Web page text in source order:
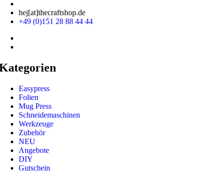
hej[at]thecraftshop.de
+49 (0)151 28 88 44 44
Easypress
Folien
Mug Press
Schneidemaschinen
Werkzeuge
Zubehör
NEU
Angebote
DIY
Gutschein